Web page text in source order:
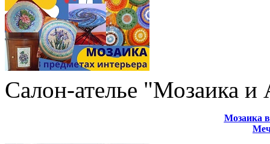
Салон-ателье "Мозаика
Мозаика в